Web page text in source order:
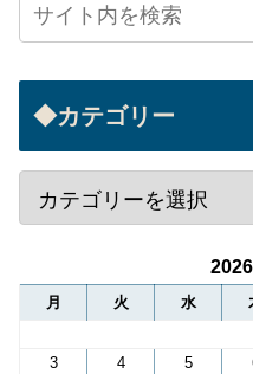
◆カテゴリー
月 火 水
3
4 5